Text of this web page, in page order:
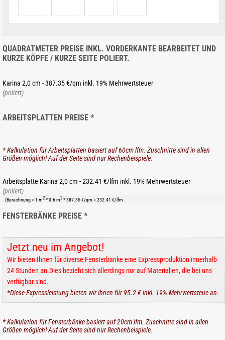
QUADRATMETER PREISE INKL. VORDERKANTE BEARBEITET UND
KURZE KÖPFE / KURZE SEITE POLIERT.
Karina 2,0 cm - 387.35 €/qm inkl. 19% Mehrwertsteuer
(poliert)
ARBEITSPLATTEN PREISE *
* Kalkulation für Arbeitsplatten basiert auf 60cm lfm. Zuschnitte sind in allen
Größen möglich! Auf der Seite sind nur Rechenbeispiele.
Arbeitsplatte Karina 2,0 cm - 232.41 €/lfm inkl. 19% Mehrwertsteuer
(poliert)
(Berechnung = 1 m2 * 0.6 m2 * 387.35 €/qm = 232.41 €/lfm
FENSTERBÄNKE PREISE *
Jetzt neu im Angebot!
Wir bieten Ihnen für diverse Fensterbänke eine Expressproduktion innerhalb
24 Stunden an.Dies bezieht sich allerdings nur auf Materialien, die bei uns
verfügbar sind.
*Diese Expressleistung bieten wir Ihnen für 95.2 € inkl. 19% Mehrwertsteue an.
* Kalkulation für Fensterbänke basiert auf 20cm lfm. Zuschnitte sind in allen
Größen möglich! Auf der Seite sind nur Rechenbeispiele.